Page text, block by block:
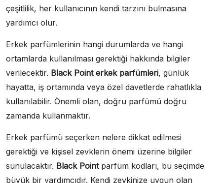
çeşitlilik, her kullanıcının kendi tarzını bulmasına
yardımcı olur.
Erkek parfümlerinin hangi durumlarda ve hangi
ortamlarda kullanılması gerektiği hakkında bilgiler
verilecektir. Black Point erkek parfümleri, günlük
hayatta, iş ortamında veya özel davetlerde rahatlıkla
kullanılabilir. Önemli olan, doğru parfümü doğru
zamanda kullanmaktır.
Erkek parfümü seçerken nelere dikkat edilmesi
gerektiği ve kişisel zevklerin önemi üzerine bilgiler
sunulacaktır. Black Pointparfüm kodları, bu seçimde
büyük bir yardımcıdır. Kendi zevkinize uygun olan